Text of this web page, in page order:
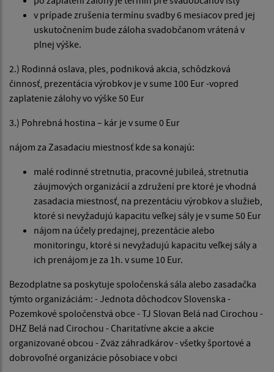
v prípade zrušenia termínu svadby 6 mesiacov pred jej
uskutočnením bude záloha svadobčanom vrátená v
plnej výške.
2.) Rodinná oslava, ples, podniková akcia, schôdzková
činnosť, prezentácia výrobkov je v sume 100 Eur -vopred
zaplatenie zálohy vo výške 50 Eur
3.) Pohrebná hostina – kár je v sume 0 Eur
nájom za Zasadaciu miestnosť kde sa konajú:
malé rodinné stretnutia, pracovné jubileá, stretnutia
záujmových organizácií a združení pre ktoré je vhodná
zasadacia miestnosť, na prezentáciu výrobkov a služieb,
ktoré si nevyžadujú kapacitu veľkej sály je v sume 50 Eur
nájom na účely predajnej, prezentácie alebo
monitoringu, ktoré si nevyžadujú kapacitu veľkej sály a
ich prenájom je za 1h. v sume 10 Eur.
Bezodplatne sa poskytuje spoločenská sála alebo zasadačka
týmto organizáciám: - Jednota dôchodcov Slovenska -
Pozemkové spoločenstvá obce - TJ Slovan Belá nad Cirochou -
DHZ Belá nad Cirochou - Charitatívne akcie a akcie
organizované obcou - Zväz záhradkárov - všetky športové a
dobrovoľné organizácie pôsobiace v obci